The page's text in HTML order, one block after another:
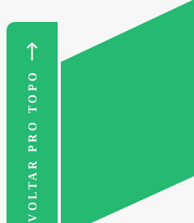
VOLTAR PRO TOPO